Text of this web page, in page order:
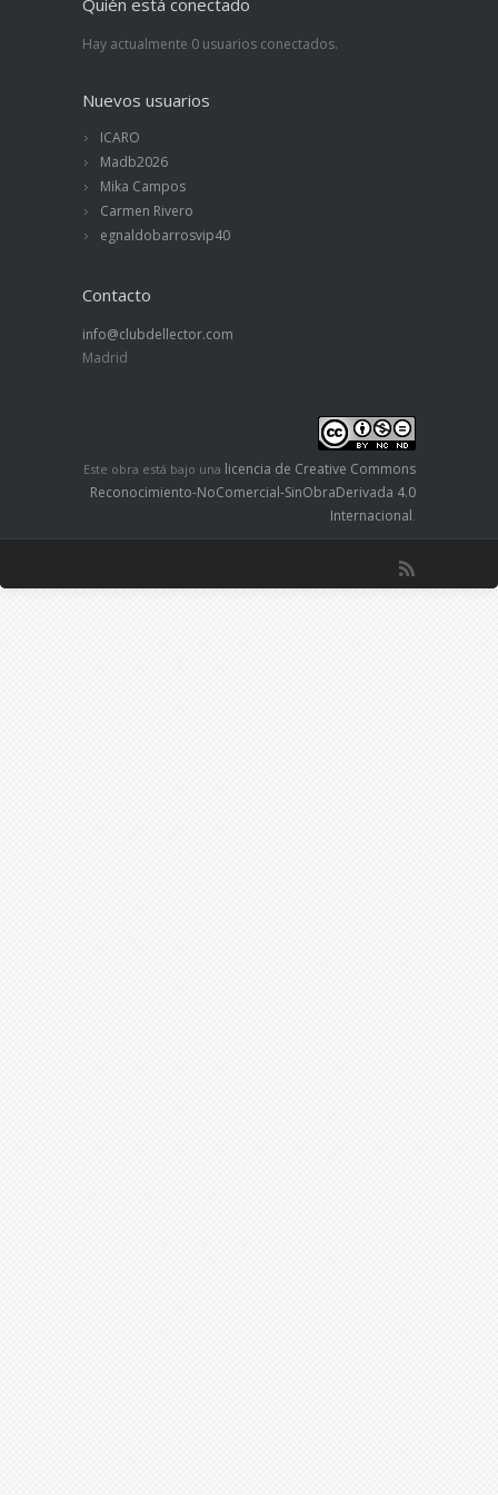
Hay actualmente 0 usuarios conectados.
Nuevos usuarios
ICARO
Madb2026
Mika Campos
Carmen Rivero
egnaldobarrosvip40
Contacto
info@clubdellector.com
Madrid
Este obra está bajo una licencia de Creative Commons
Reconocimiento-NoComercial-SinObraDerivada 4.0
Internacional